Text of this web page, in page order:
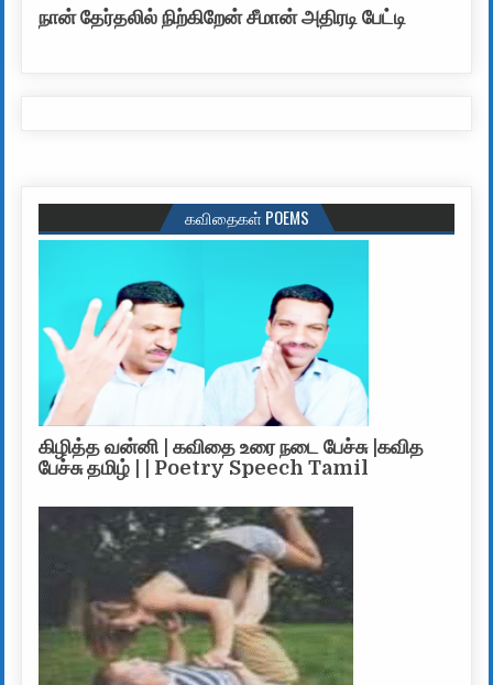
நான் தேர்தலில் நிற்கிறேன் சீமான் அதிரடி பேட்டி
கவிதைகள் POEMS
கிழித்த வன்னி | கவிதை உரை நடை பேச்சு |கவித
பேச்சு தமிழ் | | Poetry Speech Tamil